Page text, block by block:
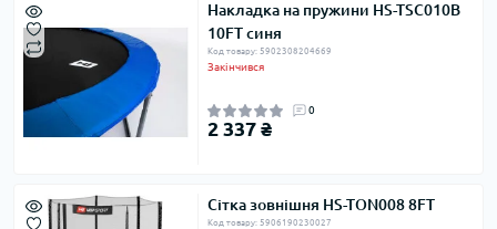
Накладка на пружини HS-TSC010B
10FT синя
Код товару: 5902308204669
Закінчився
0
2 337 ₴
Сітка зовнішня HS-TON008 8FT
Код товару: 5906190230027